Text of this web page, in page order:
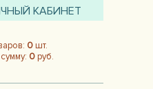
КАБИНЕТ
0шт.
0руб.